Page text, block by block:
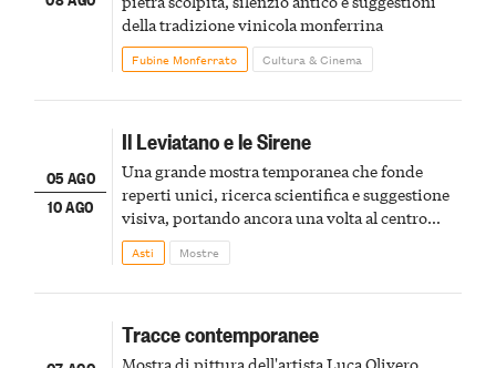
della tradizione vinicola monferrina
Fubine Monferrato Cultura & Cinema
05 AGO
10 AGO
Il Leviatano e le Sirene
Una grande mostra temporanea che fonde
reperti unici, ricerca scientifica e suggestione
visiva, portando ancora una volta al centro
della scena le meraviglie del passato astigiano
Asti Mostre
Tracce contemporanee